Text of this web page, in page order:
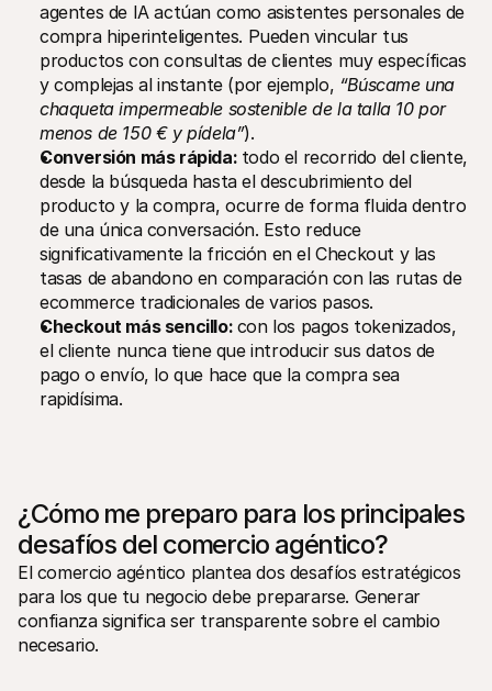
agentes de IA actúan como asistentes personales de
compra hiperinteligentes. Pueden vincular tus
productos con consultas de clientes muy específicas
y complejas al instante (por ejemplo, “Búscame una
chaqueta impermeable sostenible de la talla 10 por
menos de 150 € y pídela”).
Conversión más rápida: todo el recorrido del cliente,
desde la búsqueda hasta el descubrimiento del
producto y la compra, ocurre de forma fluida dentro
de una única conversación. Esto reduce
significativamente la fricción en el Checkout y las
tasas de abandono en comparación con las rutas de
ecommerce tradicionales de varios pasos.
Checkout más sencillo: con los pagos tokenizados,
el cliente nunca tiene que introducir sus datos de
pago o envío, lo que hace que la compra sea
rapidísima.
¿Cómo me preparo para los principales
desafíos del comercio agéntico?
El comercio agéntico plantea dos desafíos estratégicos
para los que tu negocio debe prepararse. Generar
confianza significa ser transparente sobre el cambio
necesario.